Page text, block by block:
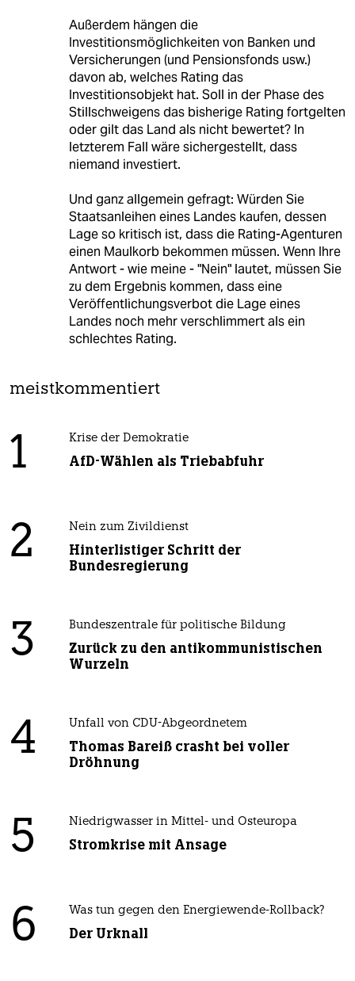
Außerdem hängen die
Investitionsmöglichkeiten von Banken und
Versicherungen (und Pensionsfonds usw.)
davon ab, welches Rating das
Investitionsobjekt hat. Soll in der Phase des
Stillschweigens das bisherige Rating fortgelten
oder gilt das Land als nicht bewertet? In
letzterem Fall wäre sichergestellt, dass
niemand investiert.
Und ganz allgemein gefragt: Würden Sie
Staatsanleihen eines Landes kaufen, dessen
Lage so kritisch ist, dass die Rating-Agenturen
einen Maulkorb bekommen müssen. Wenn Ihre
Antwort - wie meine - "Nein" lautet, müssen Sie
zu dem Ergebnis kommen, dass eine
Veröffentlichungsverbot die Lage eines
Landes noch mehr verschlimmert als ein
schlechtes Rating.
meistkommentiert
1 Krise der Demokratie
AfD-Wählen als Triebabfuhr
2 Nein zum Zivildienst
Hinterlistiger Schritt der
Bundesregierung
3 Bundeszentrale für politische Bildung
Zurück zu den antikommunistischen
Wurzeln
4 Unfall von CDU-Abgeordnetem
Thomas Bareiß crasht bei voller
Dröhnung
5 Niedrigwasser in Mittel- und Osteuropa
Stromkrise mit Ansage
6 Was tun gegen den Energiewende-Rollback?
Der Urknall